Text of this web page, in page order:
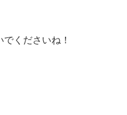
くださいね！